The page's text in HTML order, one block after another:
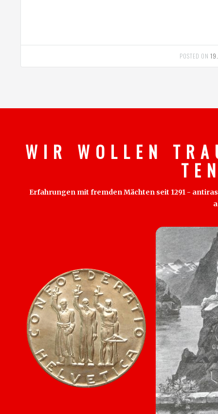
POSTED ON
W I R W O L L E N T R
T E
Erfahrungen mit fremden Mächten seit 1291 -